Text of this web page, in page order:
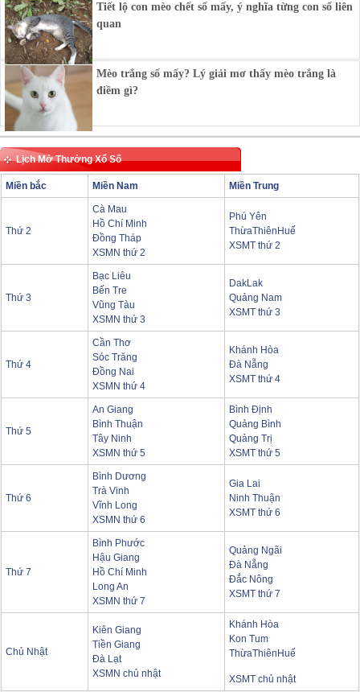
Tiết lộ con mèo chết số mấy, ý nghĩa từng con số liên
quan
Mèo trắng số mấy? Lý giải mơ thấy mèo trắng là
điềm gì?
Lịch Mở Thưởng Xổ Số
Miền bắc Miền Nam Miền Trung
Thứ 2
Cà Mau
Hồ Chí Minh
Đồng Tháp
XSMN thứ 2
Phú Yên
ThừaThiênHuế
XSMT thứ 2
Thứ 3
Bạc Liêu
Bến Tre
Vũng Tàu
XSMN thứ 3
DakLak
Quảng Nam
XSMT thứ 3
Thứ 4
Cần Thơ
Sóc Trăng
Đồng Nai
XSMN thứ 4
Khánh Hòa
Đà Nẵng
XSMT thứ 4
Thứ 5
An Giang
Bình Thuận
Tây Ninh
XSMN thứ 5
Bình Định
Quảng Bình
Quảng Trị
XSMT thứ 5
Thứ 6
Bình Dương
Trà Vinh
Vĩnh Long
XSMN thứ 6
Gia Lai
Ninh Thuận
XSMT thứ 6
Thứ 7
Bình Phước
Hậu Giang
Hồ Chí Minh
Long An
XSMN thứ 7
Quảng Ngãi
Đà Nẵng
Đắc Nông
XSMT thứ 7
Chủ Nhật
Kiên Giang
Tiền Giang
Đà Lạt
XSMN chủ nhật
Khánh Hòa
Kon Tum
ThừaThiênHuế
XSMT chủ nhật